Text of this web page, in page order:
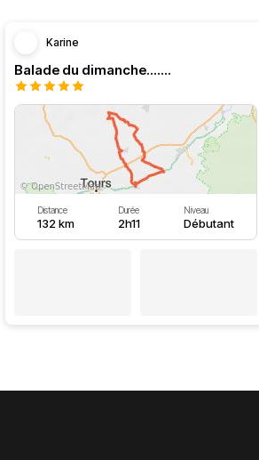
Karine
Balade du dimanche.......
Distance
132 km
Durée
2h11
Niveau
Débutant